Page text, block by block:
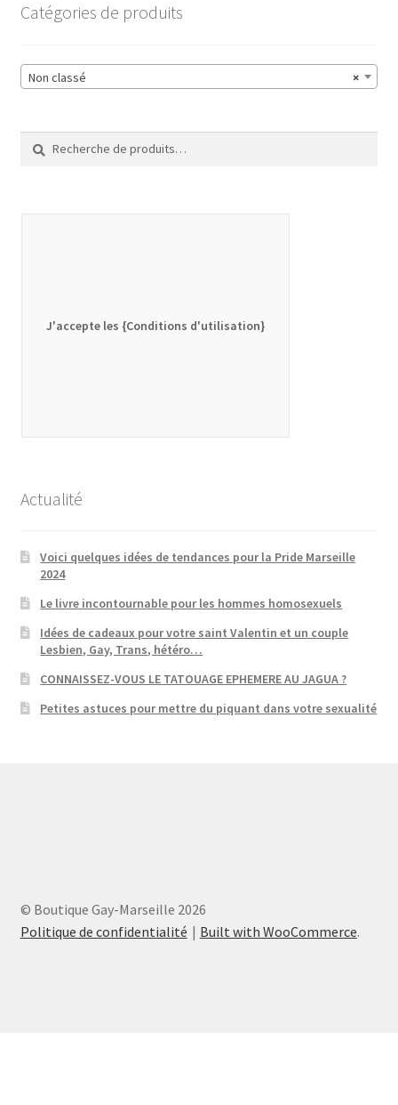
Catégories de produits
×
Non classé
pour :
J'accepte les {Conditions d'utilisation}
Actualité
Voici quelques idées de tendances pour la Pride Marseille
2024
Le livre incontournable pour les hommes homosexuels
Idées de cadeaux pour votre saint Valentin et un couple
Lesbien, Gay, Trans, hétéro…
CONNAISSEZ-VOUS LE TATOUAGE EPHEMERE AU JAGUA ?
Petites astuces pour mettre du piquant dans votre sexualité
© Boutique Gay-Marseille 2026
Politique de confidentialité
Built with WooCommerce.